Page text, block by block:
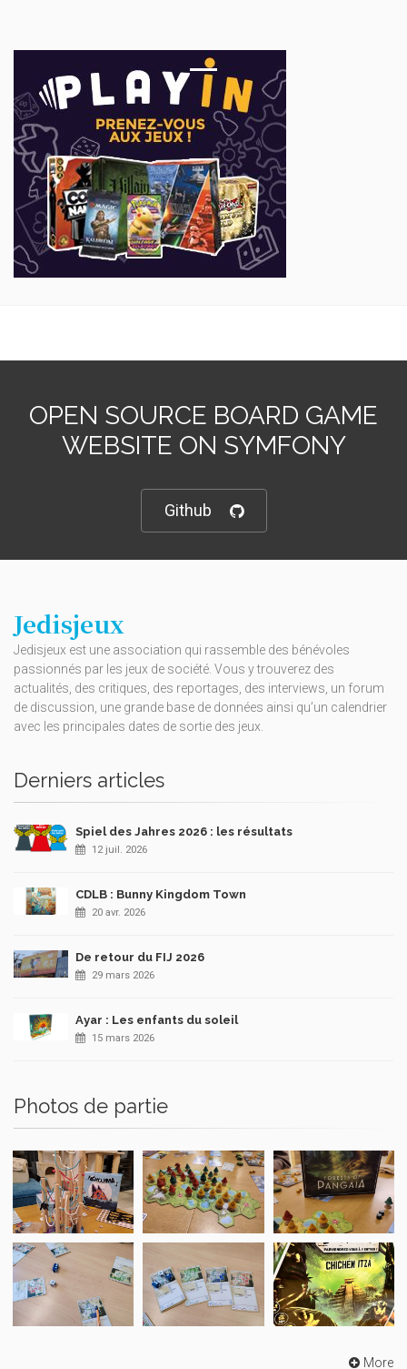
OPEN SOURCE BOARD GAME
WEBSITE ON SYMFONY
Github
Jedisjeux
Jedisjeux est une association qui rassemble des bénévoles
passionnés par les jeux de société. Vous y trouverez des
actualités, des critiques, des reportages, des interviews, un forum
de discussion, une grande base de données ainsi qu’un calendrier
avec les principales dates de sortie des jeux.
Derniers articles
Spiel des Jahres 2026 : les résultats
12 juil. 2026
CDLB : Bunny Kingdom Town
20 avr. 2026
De retour du FIJ 2026
29 mars 2026
Ayar : Les enfants du soleil
15 mars 2026
Photos de partie
More